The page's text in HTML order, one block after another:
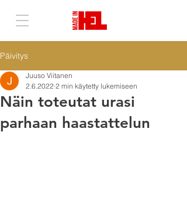
Päivitys
Näin toteutat urasi
parhaan haastattelun
Juuso Viitanen
2.6.2022 2 min käytetty lukemiseen